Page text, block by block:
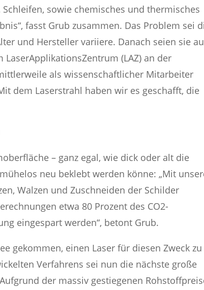
sowie chemisches und thermisches
fasst Grub zusammen. Das Problem sei
und Hersteller variiere. Danach seien sie
(LAZ) an der
als wissenschaftlicher Mitarbeiter
dem Laserstrahl haben wir es geschafft, die
– ganz egal, wie dick oder alt die
neu beklebt werden könne: „Mit
Walzen und Zuschneiden der Schilder
etwa 80 Prozent des CO2-
eingespart werden“, betont Grub.
gekommen, einen Laser für diesen Zweck zu
Verfahrens sei nun die nächste große
der massiv gestiegenen